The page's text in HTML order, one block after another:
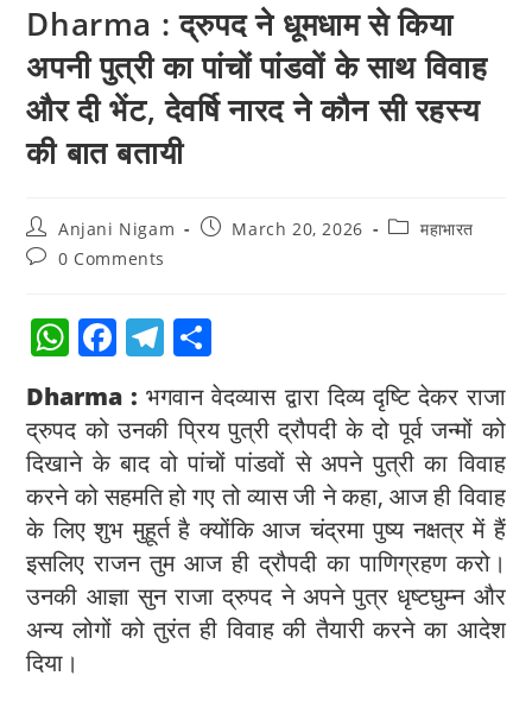
Dharma : द्रुपद ने धूमधाम से किया
अपनी पुत्री का पांचों पांडवों के साथ विवाह
और दी भेंट, देवर्षि नारद ने कौन सी रहस्य
की बात बतायी
Anjani Nigam March 20, 2026
महाभारत
0 Comments
W
at
s
A
p
p
F
c
e
b
o
o
k
T
e
gr
a
m
h
ar
e
Dharma :भगवान वेदव्यास द्वारा दिव्य दृष्टि देकर राजा
द्रुपद को उनकी प्रिय पुत्री द्रौपदी के दो पूर्व जन्मों को
दिखाने के बाद वो पांचों पांडवों से अपने पुत्री का विवाह
करने को सहमति हो गए तो व्यास जी ने कहा, आज ही विवाह
के लिए शुभ मुहूर्त है क्योंकि आज चंद्रमा पुष्य नक्षत्र में हैं
इसलिए राजन तुम आज ही द्रौपदी का पाणिग्रहण करो।
उनकी आज्ञा सुन राजा द्रुपद ने अपने पुत्र धृष्टघुम्न और
अन्य लोगों को तुरंत ही विवाह की तैयारी करने का आदेश
दिया।